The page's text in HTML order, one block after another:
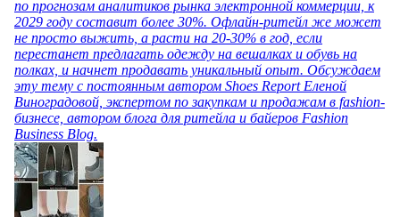
по прогнозам аналитиков рынка электронной коммерции, к
2029 году составит более 30%. Офлайн-ритейл же может
не просто выжить, а расти на 20-30% в год, если
перестанет предлагать одежду на вешалках и обувь на
полках, и начнет продавать уникальный опыт. Обсуждаем
эту тему с постоянным автором Shoes Report Еленой
Виноградовой, экспертом по закупкам и продажам в fashion-
бизнесе, автором блога для ритейла и байеров Fashion
Business Blog.